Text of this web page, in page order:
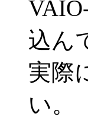
込ん
実際
い。